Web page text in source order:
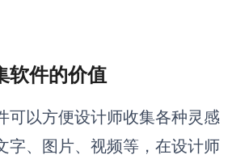
客户旅程图
路线图
ER图
软件的价值
可以方便设计师收集各种灵感
字、图片、视频等，在设计师